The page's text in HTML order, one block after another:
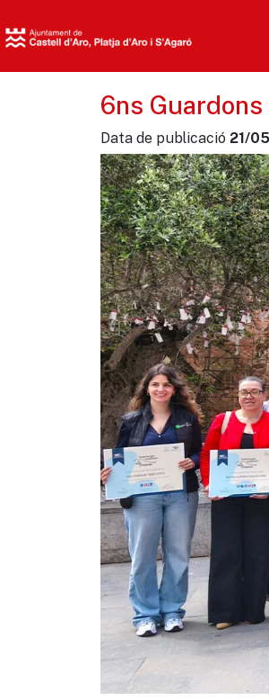
6ns
Data de publicació 21/